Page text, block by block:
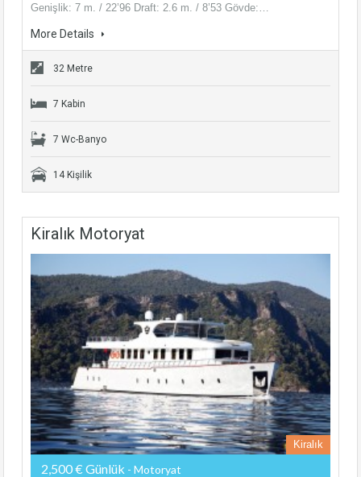
Genişlik: 7 m. / 22’96 Draft: 2.6 m. / 8’53 Gövde:…
More Details
32 Metre
7 Kabin
7 Wc-Banyo
14 Kişilik
Kiralık Motoryat
Kiralık
2,500 € Günlük - Motoryat